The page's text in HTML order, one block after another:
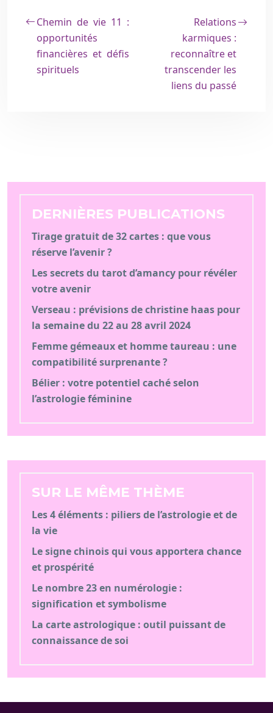
Chemin de vie 11 :
opportunités
financières et défis
spirituels
Relations
karmiques :
reconnaître et
transcender les
liens du passé
DERNIÈRES PUBLICATIONS
Tirage gratuit de 32 cartes : que vous
réserve l’avenir ?
Les secrets du tarot d’amancy pour révéler
votre avenir
Verseau : prévisions de christine haas pour
la semaine du 22 au 28 avril 2024
Femme gémeaux et homme taureau : une
compatibilité surprenante ?
Bélier : votre potentiel caché selon
l’astrologie féminine
SUR LE MÊME THÈME
Les 4 éléments : piliers de l’astrologie et de
la vie
Le signe chinois qui vous apportera chance
et prospérité
Le nombre 23 en numérologie :
signification et symbolisme
La carte astrologique : outil puissant de
connaissance de soi